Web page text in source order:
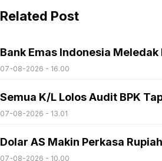
Related Post
Bank Emas Indonesia
07-08-2026 - 16.00
Semua K/L Lolos Audit BPK
07-08-2026 - 13.01
Dolar AS Makin Perkasa
07-08-2026 - 10.00